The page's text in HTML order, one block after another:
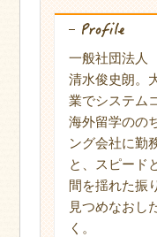
一般社団法
清水俊史朗。
業でシステム
海外留学のの
ング会社に勤
と、スピード
間を揺れた振
見つめなおし
く。